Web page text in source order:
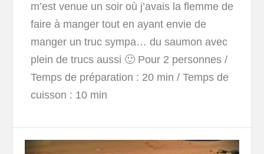
m’est venue un soir où j’avais la flemme de
faire à manger tout en ayant envie de
manger un truc sympa… du saumon avec
plein de trucs aussi 🙂 Pour 2 personnes/
Temps de préparation : 20 min / Temps de
cuisson : 10 min